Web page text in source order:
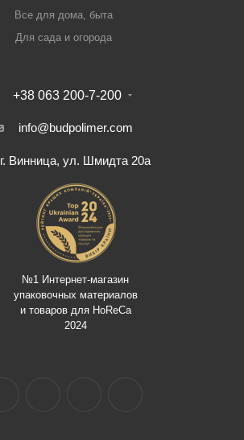
Все для дома, быта
Для сада и огорода
+38 063 200-7-200
info@budpolimer.com
г. Винница, ул. Шмидта 20а
№1 Интернет-магазин
упаковочных материалов
и товаров для HoReCa
2024